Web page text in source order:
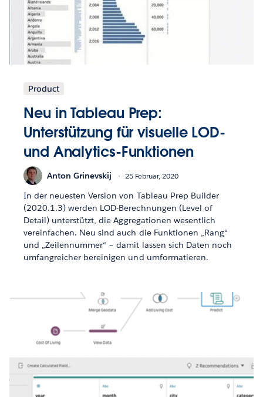
Product
Neu in Tableau Prep:
Unterstützung für visuelle LOD-
und Analytics-Funktionen
Anton Grinevskij 25 Februar, 2020
In der neuesten Version von Tableau Prep Builder
(2020.1.3) werden LOD-Berechnungen (Level of
Detail) unterstützt, die Aggregationen wesentlich
vereinfachen. Neu sind auch die Funktionen „Rang“
und „Zeilennummer“ – damit lassen sich Daten noch
umfangreicher bereinigen und umformatieren.